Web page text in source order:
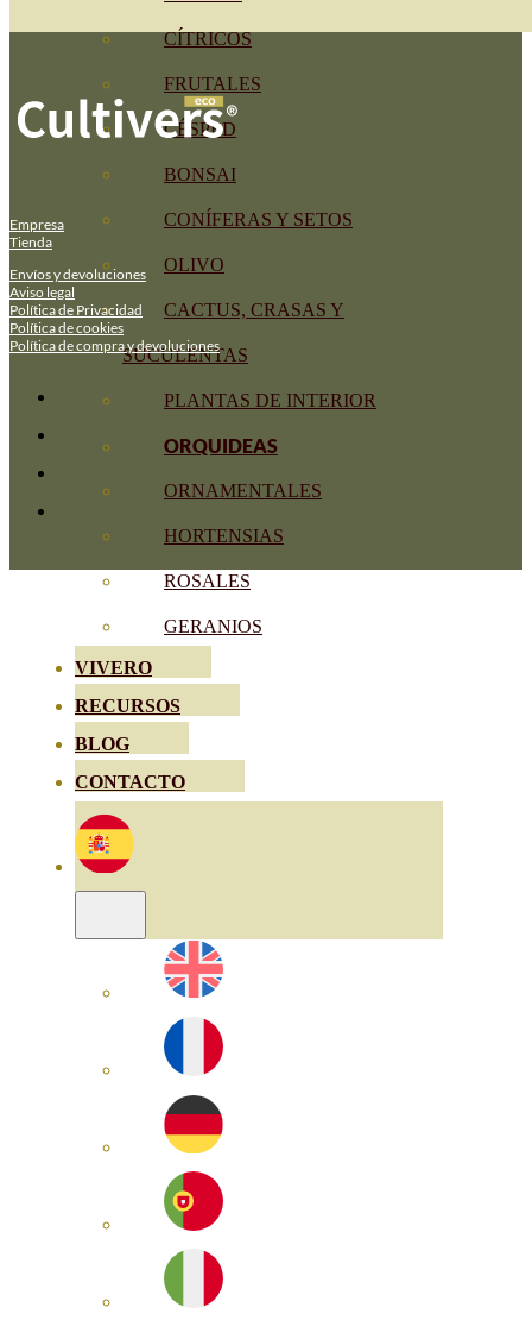
CÍTRICOS
FRUTALES
CÉSPED
BONSAI
CONÍFERAS Y SETOS
OLIVO
CACTUS, CRASAS Y
SUCULENTAS
PLANTAS DE INTERIOR
ORQUIDEAS
ORNAMENTALES
HORTENSIAS
ROSALES
GERANIOS
VIVERO
RECURSOS
BLOG
CONTACTO
Empresa
Tienda
Envíos y devoluciones
Aviso legal
Política de Privacidad
Política de cookies
Política de compra y devoluciones